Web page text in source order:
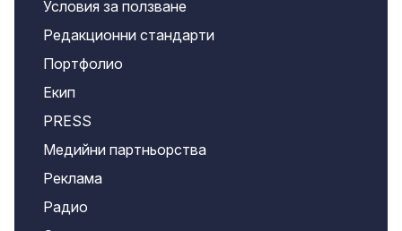
Условия за ползване
Редакционни стандарти
Портфолио
Екип
PRESS
Медийни партньорства
Реклама
Радио